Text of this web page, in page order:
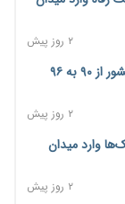
۲ روز پیش
فشار اقتصادی در مسیر صعود؛ شاخص فلاکت کشور از ۹۰ به ۹۶
۲ روز پیش
وارد میدان
۲ روز پیش